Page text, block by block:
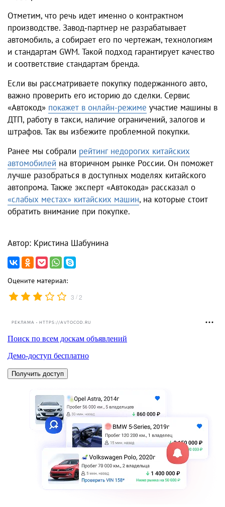
Отметим, что речь идет именно о контрактном
производстве. Завод‑партнер не разрабатывает
автомобиль, а собирает его по чертежам, технологиям
и стандартам GWM. Такой подход гарантирует качество
и соответствие стандартам бренда.
Если вы рассматриваете покупку подержанного авто,
важно проверить его историю до сделки. Сервис
«Автокод» покажет в онлайн-режиме участие машины в
ДТП, работу в такси, наличие ограничений, залогов и
штрафов. Так вы избежите проблемной покупки.
Ранее мы собрали рейтинг недорогих китайских
автомобилей на вторичном рынке России. Он поможет
лучше разобраться в доступных моделях китайского
автопрома. Также эксперт «Автокода» рассказал о
«слабых местах» китайских машин, на которые стоит
обратить внимание при покупке.
Автор: Кристина Шабунина
Оцените материал:
3 /2
РЕКЛАМА • HTTPS://AVTOCOD.RU